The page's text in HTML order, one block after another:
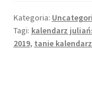
Kategoria:
Tagi: kalendarz
2019, tanie